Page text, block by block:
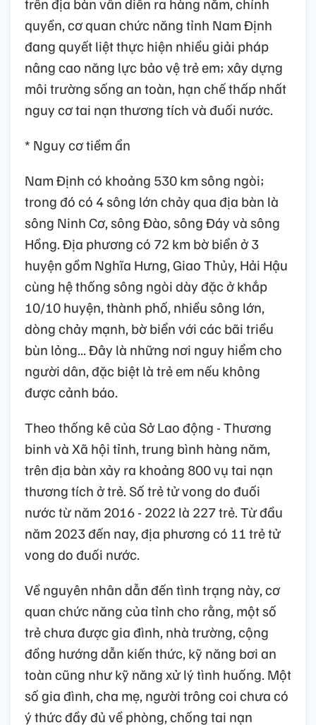
quyền, cơ quan chức năng tỉnh Nam Định
đang quyết liệt thực hiện nhiều giải pháp
nâng cao năng lực bảo vệ trẻ em; xây dựng
môi trường sống an toàn, hạn chế thấp nhất
nguy cơ tai nạn thương tích và đuối nước.
* Nguy cơ tiềm ẩn
Nam Định có khoảng 530 km sông ngòi;
trong đó có 4 sông lớn chảy qua địa bàn là
sông Ninh Cơ, sông Đào, sông Đáy và sông
Hồng. Địa phương có 72 km bờ biển ở 3
huyện gồm Nghĩa Hưng, Giao Thủy, Hải Hậu
cùng hệ thống sông ngòi dày đặc ở khắp
10/10 huyện, thành phố, nhiều sông lớn,
dòng chảy mạnh, bờ biển với các bãi triều
bùn lỏng... Đây là những nơi nguy hiểm cho
người dân, đặc biệt là trẻ em nếu không
được cảnh báo.
Theo thống kê của Sở Lao động - Thương
binh và Xã hội tỉnh, trung bình hàng năm,
trên địa bàn xảy ra khoảng 800 vụ tai nạn
thương tích ở trẻ. Số trẻ tử vong do đuối
nước từ năm 2016 - 2022 là 227 trẻ. Từ đầu
năm 2023 đến nay, địa phương có 11 trẻ tử
vong do đuối nước.
Về nguyên nhân dẫn đến tình trạng này, cơ
quan chức năng của tỉnh cho rằng, một số
trẻ chưa được gia đình, nhà trường, cộng
đồng hướng dẫn kiến thức, kỹ năng bơi an
toàn cũng như kỹ năng xử lý tình huống. Một
số gia đình, cha mẹ, người trông coi chưa có
ý thức đầy đủ về phòng, chống tai nạn